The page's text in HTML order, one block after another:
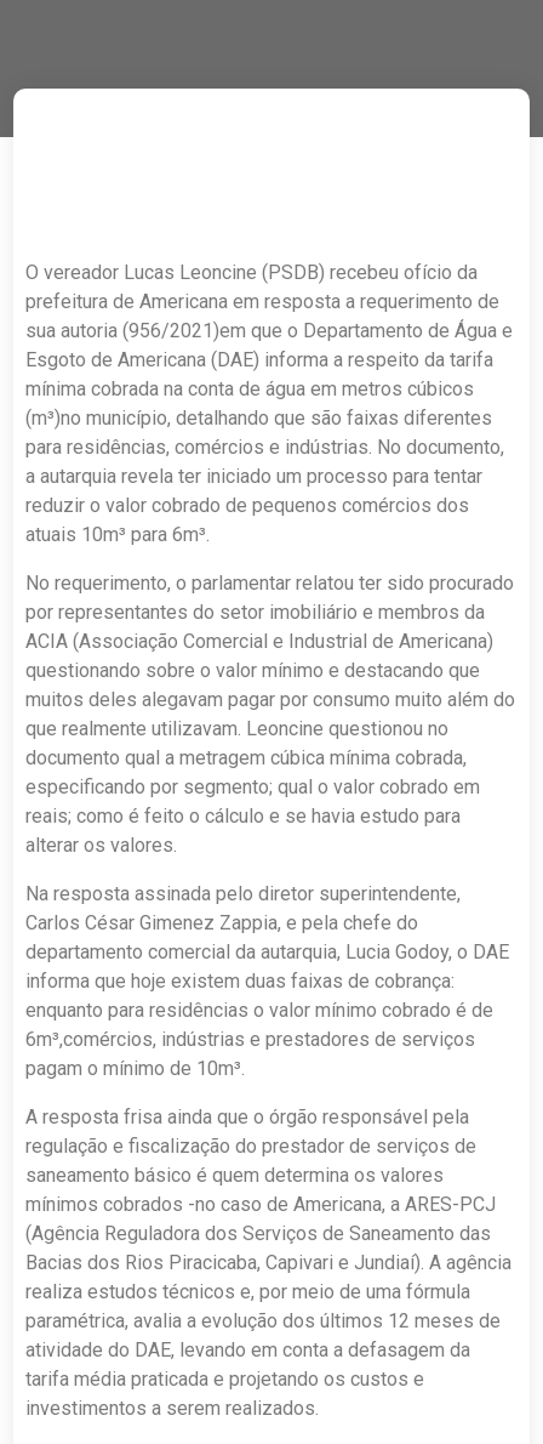
O vereador Lucas Leoncine (PSDB) recebeu ofício da
prefeitura de Americana em resposta a requerimento de
sua autoria (956/2021)em que o Departamento de Água e
Esgoto de Americana (DAE) informa a respeito da tarifa
mínima cobrada na conta de água em metros cúbicos
(m³)no município, detalhando que são faixas diferentes
para residências, comércios e indústrias. No documento,
a autarquia revela ter iniciado um processo para tentar
reduzir o valor cobrado de pequenos comércios dos
atuais 10m³ para 6m³.
No requerimento, o parlamentar relatou ter sido procurado
por representantes do setor imobiliário e membros da
ACIA (Associação Comercial e Industrial de Americana)
questionando sobre o valor mínimo e destacando que
muitos deles alegavam pagar por consumo muito além do
que realmente utilizavam. Leoncine questionou no
documento qual a metragem cúbica mínima cobrada,
especificando por segmento; qual o valor cobrado em
reais; como é feito o cálculo e se havia estudo para
alterar os valores.
Na resposta assinada pelo diretor superintendente,
Carlos César Gimenez Zappia, e pela chefe do
departamento comercial da autarquia, Lucia Godoy, o DAE
informa que hoje existem duas faixas de cobrança:
enquanto para residências o valor mínimo cobrado é de
6m³,comércios, indústrias e prestadores de serviços
pagam o mínimo de 10m³.
A resposta frisa ainda que o órgão responsável pela
regulação e fiscalização do prestador de serviços de
saneamento básico é quem determina os valores
mínimos cobrados -no caso de Americana, a ARES-PCJ
(Agência Reguladora dos Serviços de Saneamento das
Bacias dos Rios Piracicaba, Capivari e Jundiaí). A agência
realiza estudos técnicos e, por meio de uma fórmula
paramétrica, avalia a evolução dos últimos 12 meses de
atividade do DAE, levando em conta a defasagem da
tarifa média praticada e projetando os custos e
investimentos a serem realizados.